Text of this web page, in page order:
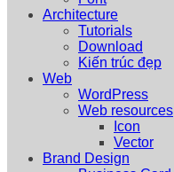
Architecture
Tutorials
Download
Kiến trúc đẹp
Web
WordPress
Web resources
Icon
Vector
Brand Design